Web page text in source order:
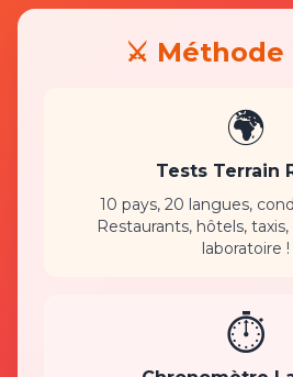
⚔️ Méthode
🌍
Tests Terrain
10 pays, 20 langues,
Restaurants, hôtels,
laboratoire !
⏱️